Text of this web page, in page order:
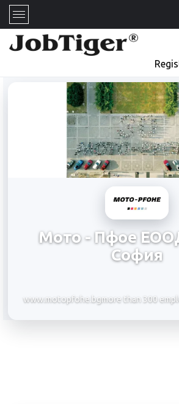
Мото - Пфое
София
www.motopfohe.bgmore than 300